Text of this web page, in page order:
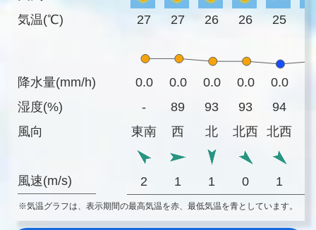
気温(℃)
降水量(mm/h)
湿度(%)
風向
風速(m/s)
27 27 26 26 25
0.0 0.0 0.0 0.0 0.0
-
89 93 93 94
東南
西 北 北西 北西
2 1 1 0 1
※気温グラフは、表示期間の最高気温を赤、最低気温を青としています。